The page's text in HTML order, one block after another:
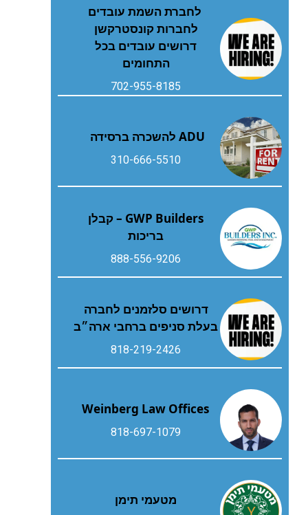
לחברת השמת עובדים
לחברות קונסטרקשן
דרושים עובדים בכל
התחומים
702-955-8185
ADU להשכרה ברסידה
310-666-5510
GWP Builders – קבלן
בריכות
888-556-9206
דרושים סלזמנים לחברה
בעלת סניפים ברחבי ארה״ב
818-219-2426
Weinberg Law Offices
818-697-1079
מטעמי תימן